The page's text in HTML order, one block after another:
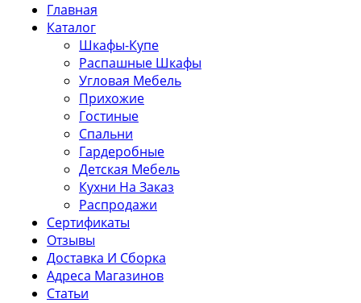
Главная
Каталог
Шкафы-Купе
Распашные Шкафы
Угловая Мебель
Прихожие
Гостиные
Спальни
Гардеробные
Детская Мебель
Кухни На Заказ
Распродажи
Сертификаты
Отзывы
Доставка И Сборка
Адреса Магазинов
Статьи